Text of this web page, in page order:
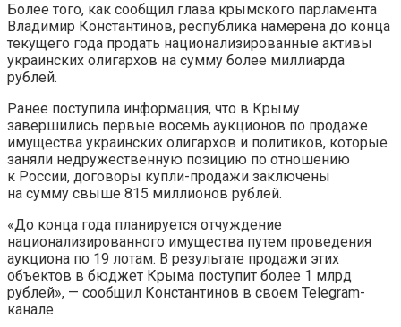
Более того, как сообщил глава крымского парламента
Владимир Константинов, республика намерена до конца
текущего года продать национализированные активы
украинских олигархов на сумму более миллиарда
рублей.
Ранее поступила информация, что в Крыму
завершились первые восемь аукционов по продаже
имущества украинских олигархов и политиков, которые
заняли недружественную позицию по отношению
к России, договоры купли-продажи заключены
на сумму свыше 815 миллионов рублей.
«До конца года планируется отчуждение
национализированного имущества путем проведения
аукциона по 19 лотам. В результате продажи этих
объектов в бюджет Крыма поступит более 1 млрд
рублей», — сообщил Константинов в своем Telegram-
канале.